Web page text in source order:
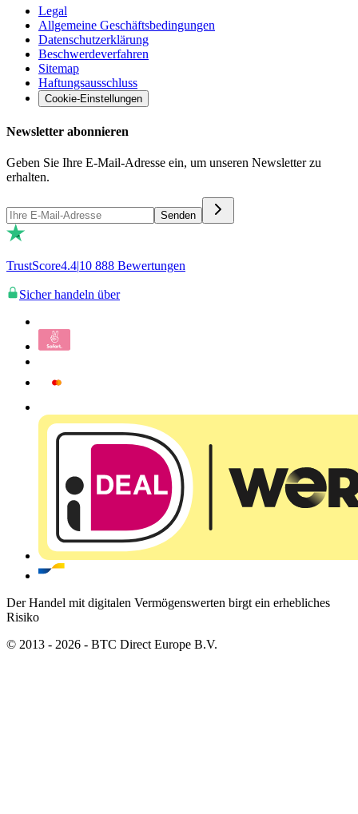
Legal
Allgemeine Geschäftsbedingungen
Datenschutzerklärung
Beschwerdeverfahren
Sitemap
Haftungsausschluss
Cookie-Einstellungen
Newsletter abonnieren
Geben Sie Ihre E-Mail-Adresse ein, um unseren Newsletter zu
erhalten.
Senden
TrustScore4.4|10 888 Bewertungen
Sicher handeln über
Der Handel mit digitalen Vermögenswerten birgt ein erhebliches
Risiko
© 2013 - 2026 - BTC Direct Europe B.V.